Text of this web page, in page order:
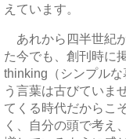
えています。
あれから四半世紀
た今でも、創刊時に
thinking（シンプル
う言葉は古びていま
てくる時代だからこ
く、自分の頭で考え